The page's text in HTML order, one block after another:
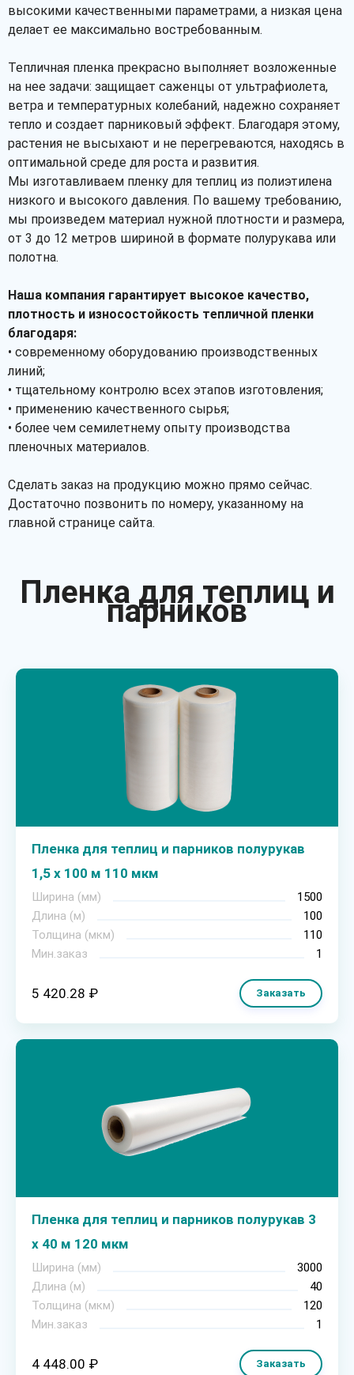
высокими качественными параметрами, а низкая цена
делает ее максимально востребованным.
Тепличная пленка прекрасно выполняет возложенные
на нее задачи: защищает саженцы от ультрафиолета,
ветра и температурных колебаний, надежно сохраняет
тепло и создает парниковый эффект. Благодаря этому,
растения не высыхают и не перегреваются, находясь в
оптимальной среде для роста и развития.
Мы изготавливаем пленку для теплиц из полиэтилена
низкого и высокого давления. По вашему требованию,
мы произведем материал нужной плотности и размера,
от 3 до 12 метров шириной в формате полурукава или
полотна.
Наша компания гарантирует высокое качество,
плотность и износостойкость тепличной пленки
благодаря:
• современному оборудованию производственных
линий;
• тщательному контролю всех этапов изготовления;
• применению качественного сырья;
• более чем семилетнему опыту производства
пленочных материалов.
Сделать заказ на продукцию можно прямо сейчас.
Достаточно позвонить по номеру, указанному на
главной странице сайта.
Пленка для теплиц и
парников
Пленка для теплиц и парников полурукав
1,5 х 100 м 110 мкм
Ширина (мм)
1500
Длина (м)
100
Толщина (мкм)
110
Мин.заказ
1
5 420.28 ₽ Заказать
Пленка для теплиц и парников полурукав 3
х 40 м 120 мкм
Ширина (мм)
3000
Длина (м)
40
Толщина (мкм)
120
Мин.заказ
1
4 448.00 ₽ Заказать